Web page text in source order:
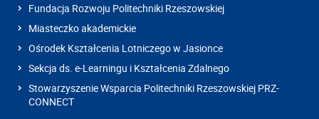
Fundacja Rozwoju Politechniki Rzeszowskiej
Miasteczko akademickie
Ośrodek Kształcenia Lotniczego w Jasionce
Sekcja ds. e-Learningu i Kształcenia Zdalnego
Stowarzyszenie Wsparcia Politechniki Rzeszowskiej PRZ-
CONNECT